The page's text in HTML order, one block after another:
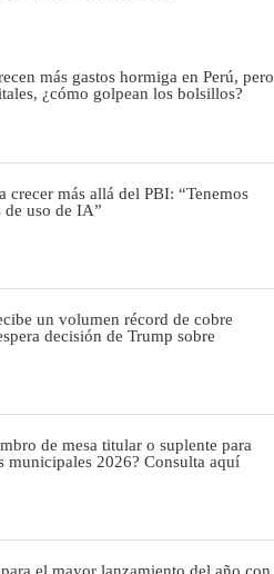
más gastos hormiga en Perú, pero
¿cómo golpean los bolsillos?
crecer más allá del PBI: “Tenemos
de uso de IA”
un volumen récord de cobre
decisión de Trump sobre
de mesa titular o suplente para
municipales 2026? Consulta aquí
el mayor lanzamiento del año con